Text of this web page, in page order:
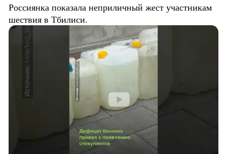
Россиянка показала неприличный жест участникам
шествия в Тбилиси.